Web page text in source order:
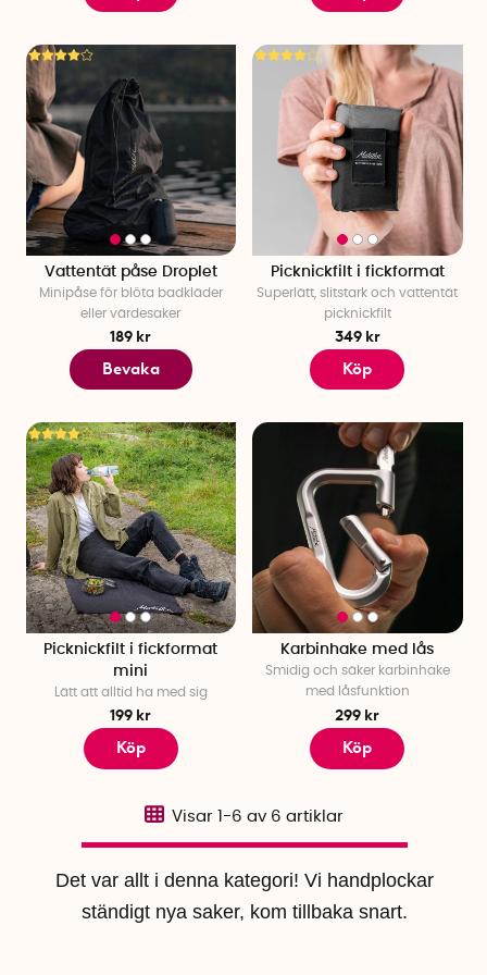
värderingar. Tillverkningspartners är tvungna att följa
inga skadliga substanser för miljön används vid
tillverkningen. Det säkerställer att matadors produkter är
hållbara från råmaterial till färdig produkt.
Vattentät påse Droplet
Minipåse för blöta badkläder
eller värdesaker
189 kr
Bevaka
Picknickfilt i fickformat
Superlätt, slitstark och vattentät
picknickfilt
349 kr
Köp
Picknickfilt i fickformat
mini
Lätt att alltid ha med sig
199 kr
Köp
Karbinhake med lås
Smidig och säker karbinhake
med låsfunktion
299 kr
Köp
Det var allt i denna kategori! Vi handplockar
ständigt nya saker, kom tillbaka snart.
Visar 1-6 av 6 artiklar